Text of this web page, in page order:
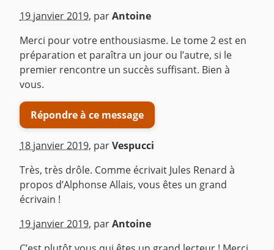
^
19 janvier 2019, parAntoine
Merci pour votre enthousiasme. Le tome 2 est en
préparation et paraîtra un jour ou l’autre, si le
premier rencontre un succès suffisant. Bien à
vous.
Répondre à ce message
18 janvier 2019, parVespucci
Très, très drôle. Comme écrivait Jules Renard à
propos d’Alphonse Allais, vous êtes un grand
écrivain !
^
19 janvier 2019, parAntoine